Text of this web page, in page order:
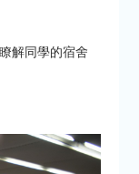
解同學的宿舍